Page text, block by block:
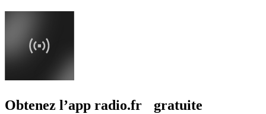
Obtenez l’app radio.fr gratuite